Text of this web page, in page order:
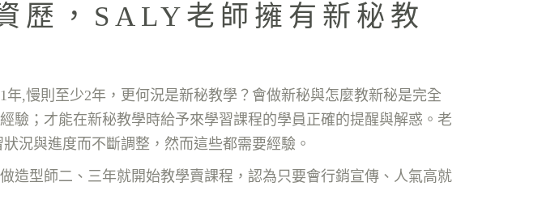
歷，SALY老師擁有新秘教
,慢則至少2年，更何況是新秘教學？會做新秘與怎麼教新秘是完全
驗；才能在新秘教學時給予來學習課程的學員正確的提醒與解惑。老
況與進度而不斷調整，然而這些都需要經驗。
型師二、三年就開始教學賣課程，認為只要會行銷宣傳、人氣高就